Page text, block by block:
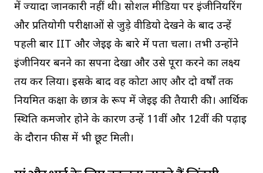
में ज्यादा जानकारी नहीं थी। सोशल मीडिया पर इंजीनियरिंग
और प्रतियोगी परीक्षाओं से जुड़े वीडियो देखने के बाद उन्हें
पहली बार IIT और जेईई के बारे में पता चला। तभी उन्होंने
इंजीनियर बनने का सपना देखा और उसे पूरा करने का लक्ष्य
तय कर लिया। इसके बाद वह कोटा आए और दो वर्षों तक
नियमित कक्षा के छात्र के रूप में जेईई की तैयारी की। आर्थिक
स्थिति कमजोर होने के कारण उन्हें 11वीं और 12वीं की पढ़ाई
के दौरान फीस में भी छूट मिली।